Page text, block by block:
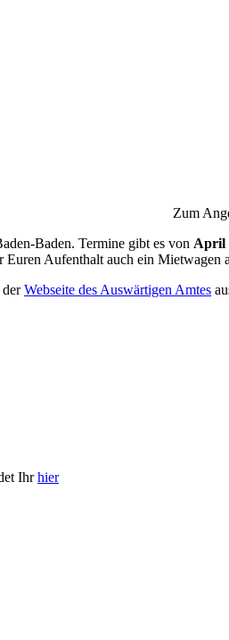
Zum
Baden. Termine gibt es von April
Euren Aufenthalt auch ein Mietwagen
derWebseite des Auswärtigen Amtes
Ihrhier